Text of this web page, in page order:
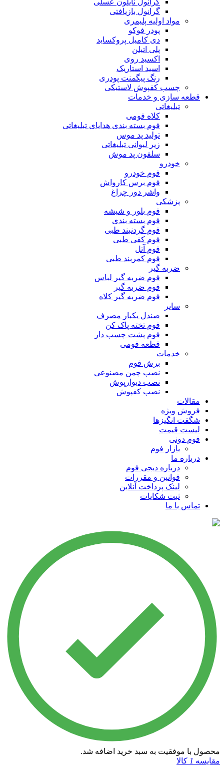
گرانول نایلون عسلی
گرانول بازیافتی
مواد اولیه پلیمری
پودر فوکو
دی کامیل پروکساید
پلی اتیلن
اکسید روی
اسید استاریک
رنگ پیگمنت پودری
چسب کفپوش لاستیکی
قطعه سازی و خدمات
تبلیغاتی
کلاه فومی
فوم بسته بندی هدایای تبلیغاتی
تولید پد موس
زیر لیوانی تبلیغاتی
سلفون پد موش
خودرو
فوم خودرو
فوم برس کارواش
واشر دور چراغ
پزشکی
فوم بلور و شیشه
فوم بسته بندی
فوم گردنبند طبی
فوم کفی طبی
فوم آتل
فوم کمربند طبی
ضربه گیر
فوم ضربه گیر لباس
فوم ضربه گیر
فوم ضربه گیر کلاه
سایر
صندل یکبار مصرف
فوم تخته پاک کن
فوم پشت چسب دار
قطعه فومی
خدمات
برش فوم
نصب چمن مصنوعی
نصب دیوارپوش
نصب کفپوش
مقالات
فروش ویژه
شگفت انگیزها
لیست قیمت
فوم دونی
بازار فوم
درباره ما
درباره دیجی فوم
قوانین و مقررات
لینک پرداخت آنلاین
ثبت شکایات
تماس با ما
محصول با موفقیت به سبد خرید اضافه شد.
مقایسه 1 کالا